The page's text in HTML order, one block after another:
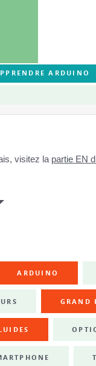
ARDUINO
visitez la partie EN
ARDUINO
GRAND